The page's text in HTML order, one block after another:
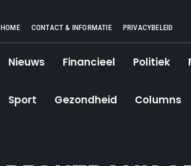
HOME CONTACT & INFORMATIE PRIVACYBELEID
Nieuws Financieel Politiek
Sport Gezondheid Columns